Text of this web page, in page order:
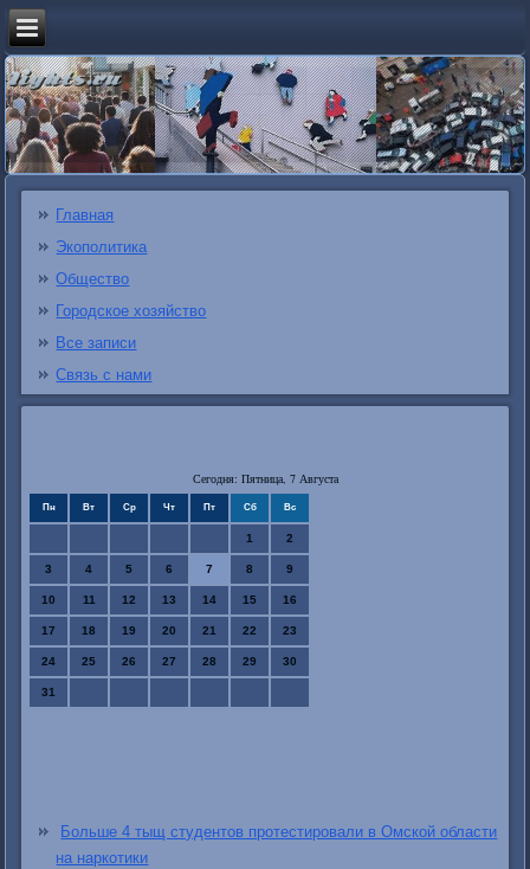
Главная
Экополитика
Общество
Городское хозяйство
Все записи
Связь с нами
Сегодня: Пятница, 7 Августа
Пн Вт Ср Чт Пт Сб Вс
1 2
3 4 5 6 7 8 9
10 11 12 13 14 15 16
17 18 19 20 21 22 23
24 25 26 27 28 29 30
31
Больше 4 тыщ студентов протестировали в Омской области
на наркотики